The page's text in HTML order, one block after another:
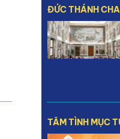
ĐỨC THÁNH CHA
TÂM TÌNH MỤC